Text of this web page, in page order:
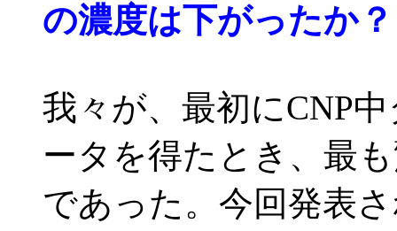
の濃度は下がったか
我々が、最初にCNP
ータを得たとき、最
であった。今回発表